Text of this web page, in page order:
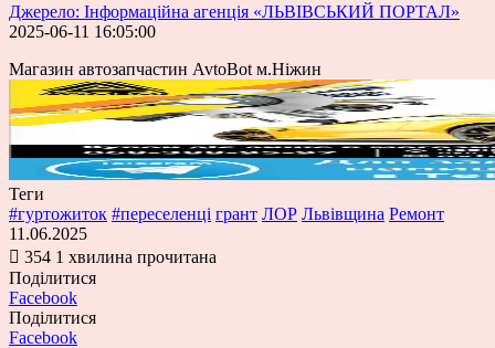
Джерело: Інформаційна агенція «ЛЬВІВСЬКИЙ ПОРТАЛ»
2025-06-11 16:05:00
Магазин автозапчастин AvtoBot м.Ніжин
Теги
#гуртожиток #переселенці грант ЛОР Львівщина Ремонт
11.06.2025
354 1 хвилина прочитана
Поділитися
Facebook
Поділитися
Facebook